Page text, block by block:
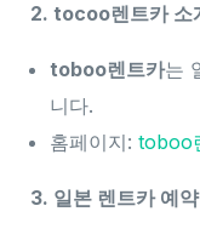
2. tocoo렌트카 소
toboo렌트카는
니다.
홈페이지: toboo
3. 일본 렌트카 예